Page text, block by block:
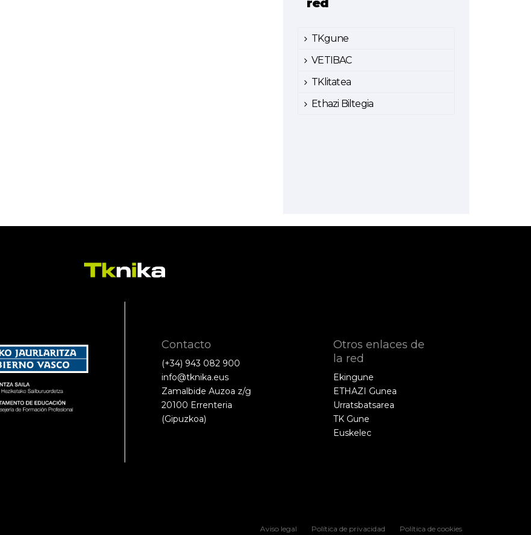
red
TKgune
VETIBAC
TKlitatea
Ethazi Biltegia
Contacto
(+34) 943 082 900
info@tknika.eus
Zamalbide Auzoa z/g
20100 Errenteria
(Gipuzkoa)
Otros enlaces de
la red
Ekingune
ETHAZI Gunea
Urratsbatsarea
TK Gune
Euskelec
Aviso legal Política de privacidad Política de cookies